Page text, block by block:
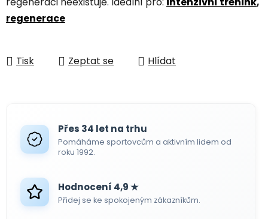
regenerace
Tisk Zeptat se Hlídat
Přes 34 let na trhu
Pomáháme sportovcům a aktivním lidem od
roku 1992.
Hodnocení 4,9 ★
Přidej se ke spokojeným zákazníkům.